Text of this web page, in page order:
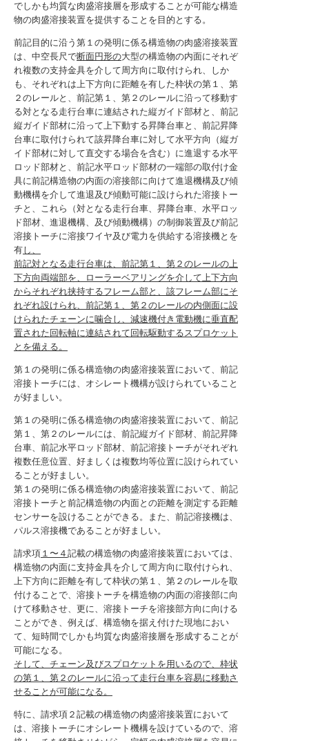
でしかも均質な肉盛溶接層を形成することが可能な構造
物の肉盛溶接装置を提供することを目的とする。
前記目的に沿う第１の発明に係る構造物の肉盛溶接装置
は、中空長尺で断面円形の大型の構造物の内面にそれぞ
れ複数の支持金具を介して周方向に取付けられ、しか
も、それぞれは上下方向に距離を有した枠状の第１、第
２のレールと、前記第１、第２のレールに沿って移動す
る対となる走行台車に連結された縦ガイド部材と、前記
縦ガイド部材に沿って上下動する昇降台車と、前記昇降
台車に取付けられて該昇降台車に対して水平方向（縦ガ
イド部材に対して直交する場合を含む）に進退する水平
ロッド部材と、前記水平ロッド部材の一端部の取付け金
具に前記構造物の内面の溶接部に向けて進退機構及び傾
動機構を介して進退及び傾動可能に設けられた溶接トー
チと、これら（対となる走行台車、昇降台車、水平ロッ
ド部材、進退機構、及び傾動機構）の制御装置及び前記
溶接トーチに溶接ワイヤ及び電力を供給する溶接機とを
有し、
前記対となる走行台車は、前記第１、第２のレールの上
下方向両端部を、ローラーベアリングを介して上下方向
からそれぞれ挟持するフレーム部と、該フレーム部にそ
れぞれ設けられ、前記第１、第２のレールの内側面に設
けられたチェーンに噛合し、減速機付き電動機に垂直配
置された回転軸に連結されて回転駆動するスプロケット
とを備える。
第１の発明に係る構造物の肉盛溶接装置において、前記
溶接トーチには、オシレート機構が設けられていること
が好ましい。
第１の発明に係る構造物の肉盛溶接装置において、前記
第１、第２のレールには、前記縦ガイド部材、前記昇降
台車、前記水平ロッド部材、前記溶接トーチがそれぞれ
複数任意位置、好ましくは複数均等位置に設けられてい
ることが好ましい。
第１の発明に係る構造物の肉盛溶接装置において、前記
溶接トーチと前記構造物の内面との距離を測定する距離
センサーを設けることができる。また、前記溶接機は、
パルス溶接機であることが好ましい。
請求項 １〜４ 記載の構造物の肉盛溶接装置においては、
構造物の内面に支持金具を介して周方向に取付けられ、
上下方向に距離を有して枠状の第１、第２のレールを取
付けることで、溶接トーチを構造物の内面の溶接部に向
けて移動させ、更に、溶接トーチを溶接部方向に向ける
ことができ、例えば、構造物を据え付けた現地におい
て、短時間でしかも均質な肉盛溶接層を形成することが
可能になる。
そして、チェーン及びスプロケットを用いるので、枠状
の第１、第２のレールに沿って走行台車を容易に移動さ
せることが可能になる。
特に、請求項２記載の構造物の肉盛溶接装置において
は、溶接トーチにオシレート機構を設けているので、溶